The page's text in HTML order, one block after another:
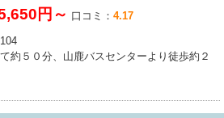
円～ 口コミ： 4.17
約５０分、山鹿バスセンターより徒歩約２